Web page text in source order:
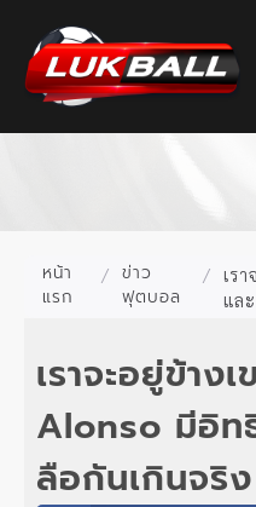
หน้า
แรก
/ ข่าว
ฟุตบอล
/
เร
แล
เราจะอยู่ข้า
Alonso มีอิท
ลือกันเกินจริง